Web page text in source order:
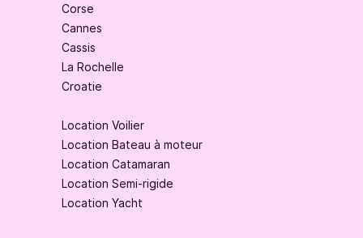
Corse
Cannes
Cassis
La Rochelle
Croatie
Location Voilier
Location Bateau à moteur
Location Catamaran
Location Semi-rigide
Location Yacht